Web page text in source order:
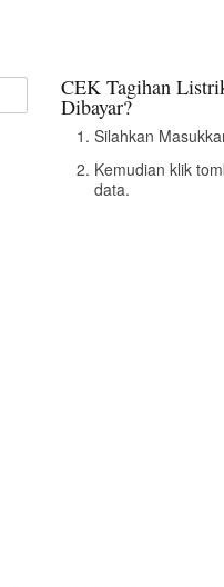
CEK Tagihan
Dibayar?
Silahkan
Kemudian klik
data.